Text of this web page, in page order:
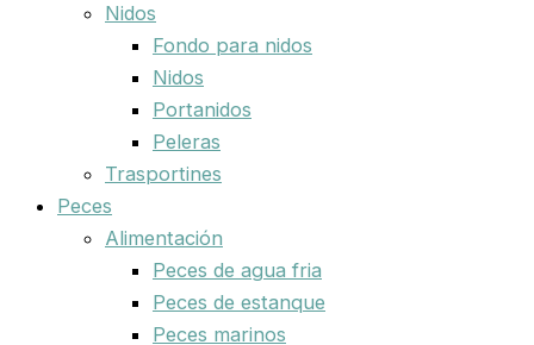
Nidos
Fondo para nidos
Nidos
Portanidos
Peleras
Trasportines
Peces
Alimentación
Peces de agua fria
Peces de estanque
Peces marinos